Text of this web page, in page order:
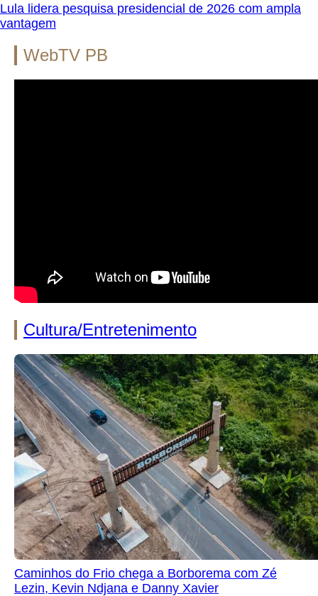
Lula lidera pesquisa presidencial de 2026 com ampla
vantagem
WebTV PB
Cultura/Entretenimento
Caminhos do Frio chega a Borborema com Zé
Lezin, Kevin Ndjana e Danny Xavier